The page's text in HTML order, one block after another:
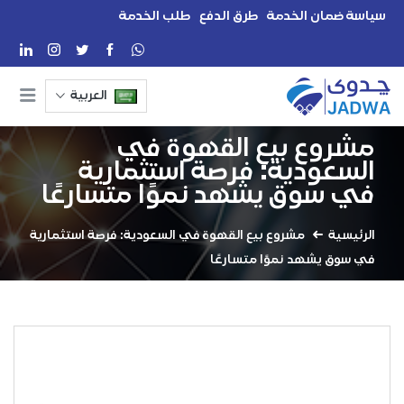
سياسة ضمان الخدمة طرق الدفع طلب الخدمة
العربية
مشروع بيع القهوة في
السعودية: فرصة استثمارية
في سوق يشهد نموًا متسارعًا
الرئيسية
مشروع بيع القهوة في السعودية: فرصة استثمارية
في سوق يشهد نموًا متسارعًا